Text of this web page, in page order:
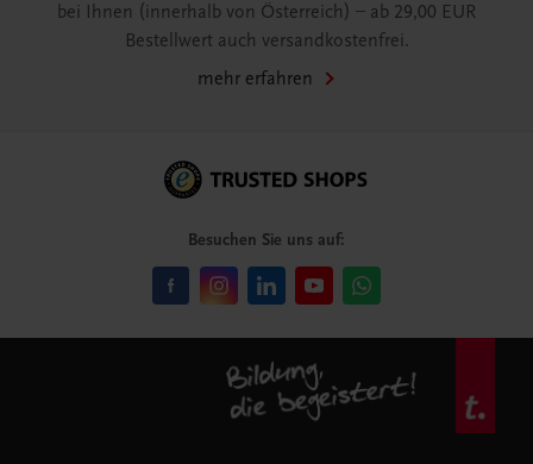
bei Ihnen (innerhalb von Österreich) – ab 29,00 EUR
Bestellwert auch versandkostenfrei.
mehr erfahren
Besuchen Sie uns auf: